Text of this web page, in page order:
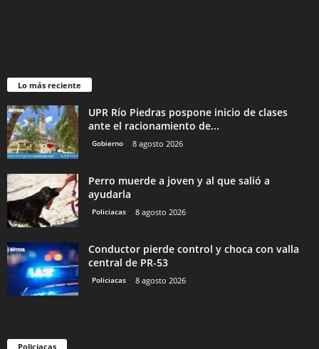
Lo más reciente
UPR Río Piedras pospone inicio de clases
ante el racionamiento de...
Gobierno 8 agosto 2026
Perro muerde a joven y al que salió a
ayudarla
Policiacas 8 agosto 2026
Conductor pierde control y choca con valla
central de PR-53
Policiacas 8 agosto 2026
Policiacas